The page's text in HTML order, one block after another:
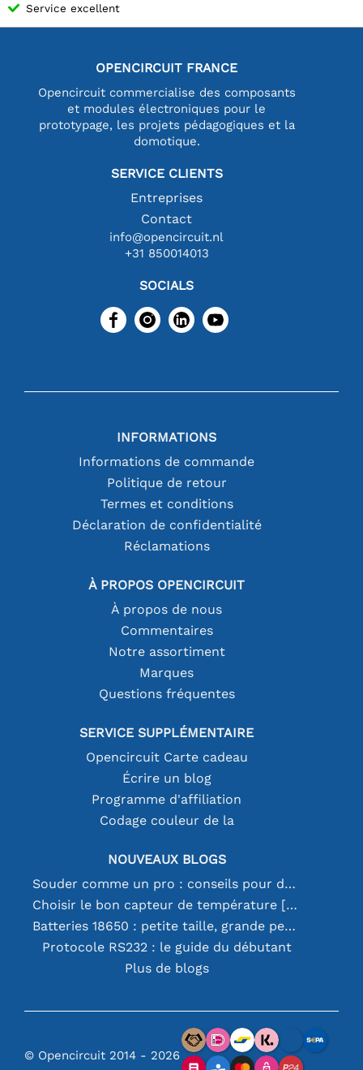
Service excellent
OPENCIRCUIT FRANCE
Opencircuit commercialise des composants
et modules électroniques pour le
prototypage, les projets pédagogiques et la
domotique.
SERVICE CLIENTS
Entreprises
Contact
info@opencircuit.nl
+31 850014013
SOCIALS
INFORMATIONS
Informations de commande
Politique de retour
Termes et conditions
Déclaration de confidentialité
Réclamations
À PROPOS OPENCIRCUIT
À propos de nous
Commentaires
Notre assortiment
Marques
Questions fréquentes
SERVICE SUPPLÉMENTAIRE
Opencircuit Carte cadeau
Écrire un blog
Programme d'affiliation
Codage couleur de la
NOUVEAUX BLOGS
Souder comme un pro : conseils pour des connexions électroniques parfaites
Choisir le bon capteur de température [youtube]
Batteries 18650 : petite taille, grande performance
Protocole RS232 : le guide du débutant
Plus de blogs
© Opencircuit 2014 - 2026